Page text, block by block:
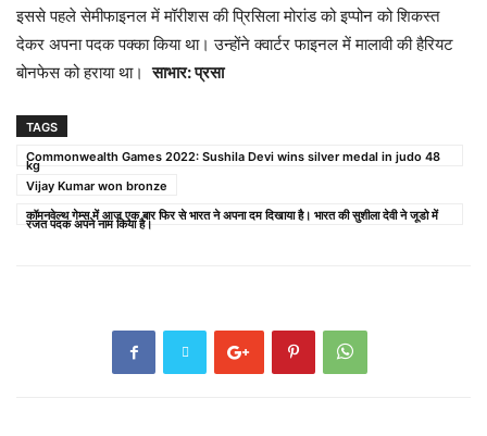
इससे पहले सेमीफाइनल में मॉरीशस की प्रिसिला मोरांड को इप्पोन को शिकस्त
देकर अपना पदक पक्का किया था। उन्होंने क्वार्टर फाइनल में मालावी की हैरियट
बोनफेस को हराया था।साभार: प्रसा
TAGS
Commonwealth Games 2022: Sushila Devi wins silver medal in judo 48
kg
Vijay Kumar won bronze
कॉमनवेल्थ गेम्स में आज एक बार फिर से भारत ने अपना दम दिखाया है। भारत की सुशीला देवी ने जूडो में
रजत पदक अपने नाम किया है।